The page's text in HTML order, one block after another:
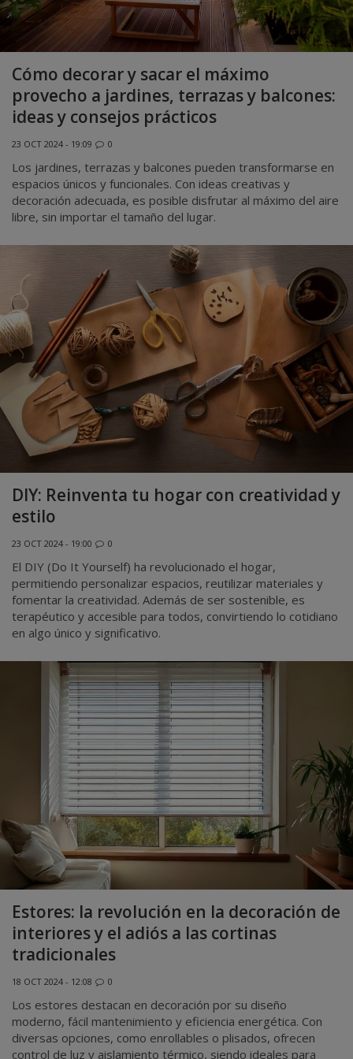
Cómo decorar y sacar el máximo
provecho a jardines, terrazas y balcones:
ideas y consejos prácticos
23 OCT 2024 - 19:09 0
Los jardines, terrazas y balcones pueden transformarse en
espacios únicos y funcionales. Con ideas creativas y
decoración adecuada, es posible disfrutar al máximo del aire
libre, sin importar el tamaño del lugar.
DIY: Reinventa tu hogar con creatividad y
estilo
23 OCT 2024 - 19:00 0
El DIY (Do It Yourself) ha revolucionado el hogar,
permitiendo personalizar espacios, reutilizar materiales y
fomentar la creatividad. Además de ser sostenible, es
terapéutico y accesible para todos, convirtiendo lo cotidiano
en algo único y significativo.
Estores: la revolución en la decoración de
interiores y el adiós a las cortinas
tradicionales
18 OCT 2024 - 12:08 0
Los estores destacan en decoración por su diseño
moderno, fácil mantenimiento y eficiencia energética. Con
diversas opciones, como enrollables o plisados, ofrecen
control de luz y aislamiento térmico, siendo ideales para